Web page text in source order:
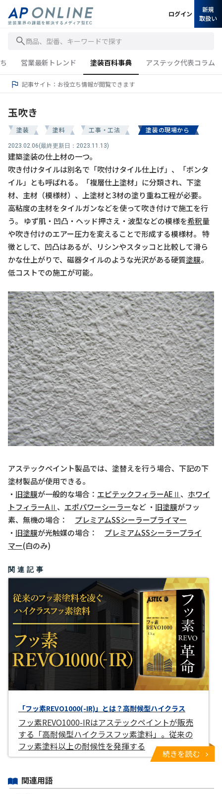
商品、型番、キーワードで探す
ログイン
新規
取扱い
営業最新トレンド 塗装百科事典 アステック代表コラム
記事サイト：お役立ち情報が閲覧できます
玉吹き
塗装 塗料 工事・工法 塗装の現場から
2023.02.06(最終更新日：2023.11.13)
建築塗装の仕上材の一つ。
吹き付けタイルは別名で「吹付けタイル仕上げ」、「ボンタ
イル」とも呼ばれる。「複層仕上塗材」に分類され、下塗
材、主材（模様材）、上塗材と3材の塗り重ね工程が必要。
高粘度の主材をタイルガンなどを使って吹き付けで施工を行
う。 ゆず肌・凹凸・ヘッド押さえ・波型などの模様を希釈量
や吹き付けのエアー圧力を変えることで形成する模様材。 特
徴として、凹凸はあるが、リシンやスタッコと比較して滑ら
かな仕上がりで、磁器タイルのような光沢がある硬質塗膜。
低コストでの施工が可能。
アステックペイント製品では、塗替えを行う場合、下記の下
塗材製品が使用できる。
・ 旧塗膜が一般的な場合： エピテックフィラーAEⅡ 、 ホワイ
トフィラーAⅡ 、 エポパワーシーラーなど ・ 旧塗膜がフッ
素、無機の場合： プレミアムSSシーラープライマー
・ 旧塗膜が光触媒の場合： プレミアムSSシーラープライ
マー(白のみ)
関連記事
「フッ素REVO1000(-IR)」とは？高耐候型ハイクラス
フッ素REVO1000-IRはアステックペイントが販売
する「高耐候型ハイクラスフッ素塗料」。従来の
フッ素塗料以上の耐候性を発揮する
続きを読む
関連用語